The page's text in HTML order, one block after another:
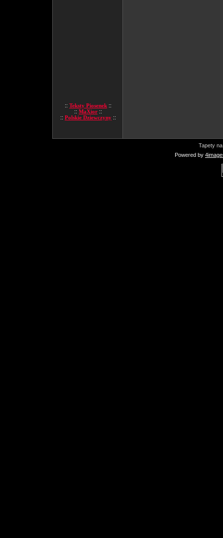
:: Teksty Piosenek ::
:: MaXior ::
:: Polskie Dziewczyny ::
Tapety
Powered by